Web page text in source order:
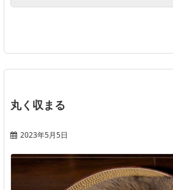
丸く収まる
2023年5月5日